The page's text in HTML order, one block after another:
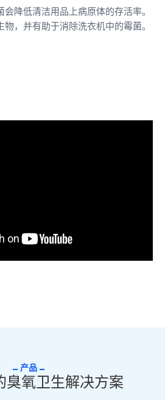
降低清洁用品上病原体的存活率。
，并有助于消除洗衣机中的霉菌。
产品
臭氧卫生解决方案